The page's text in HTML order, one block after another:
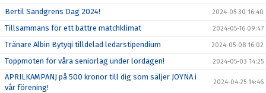
Bertil Sandgrens Dag 2024! 2024-05-30 16:40
Tillsammans för ett bättre matchklimat 2024-05-16 09:47
Tränare Albin Bytyqi tilldelad ledarstipendium 2024-05-08 16:02
Toppmöten för våra seniorlag under lördagen! 2024-05-03 14:25
APRILKAMPANJ på 500 kronor till dig som säljer JOYNA i
vår förening!
2024-04-25 14:46